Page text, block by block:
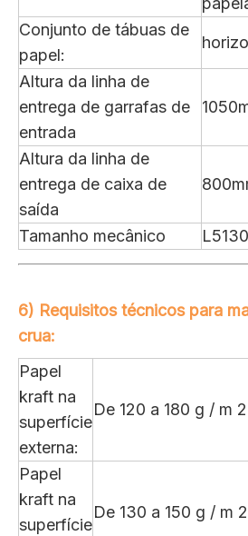
Conjunto de tábuas de
papel:
Altura da linha de
entrega de garrafas de
entrada
Altura da linha de
entrega de caixa de
saída
Tamanho mecânico
6) Requisitos técnicos para
crua:
Papel
kraft na
superfície
externa:
De 120 a 180 g / m 2
Papel
kraft na
superfície
De 130 a 150 g / m 2